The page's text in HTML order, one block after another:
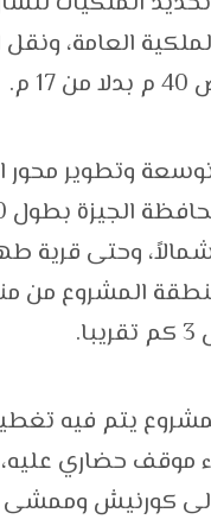
العامة،
وتطوير
وحتى قرية
المشروع من
موقف حضاري
كم ليتحول الى